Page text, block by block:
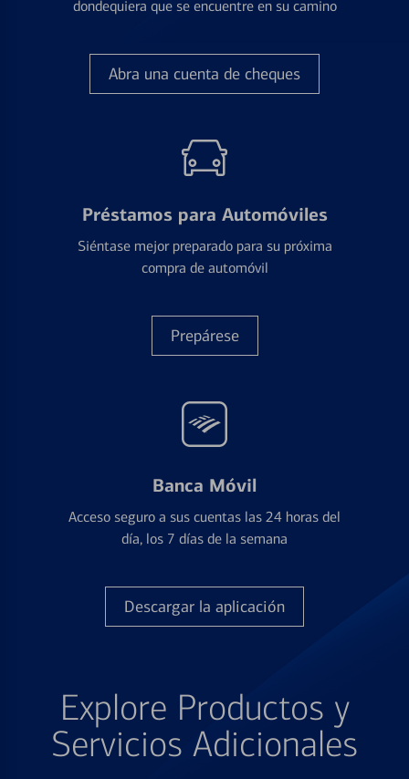
dondequiera que se encuentre en su camino
Abra una cuenta de cheques
Préstamos para Automóviles
Siéntase mejor preparado para su próxima
compra de automóvil
Prepárese
Banca Móvil
Acceso seguro a sus cuentas las 24 horas del
día, los 7 días de la semana
Descargar la aplicación
Explore Productos y
Servicios Adicionales